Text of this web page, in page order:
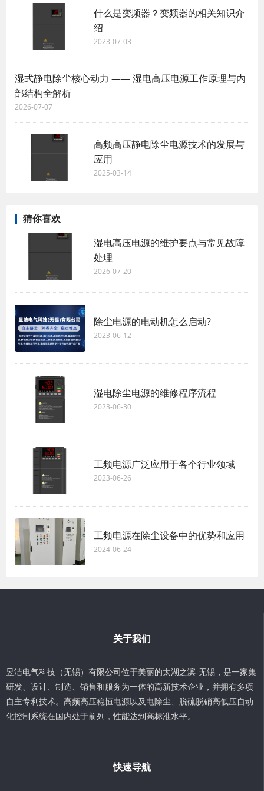
什么是变频器？变频器的相关知识介
绍
2023-07-03
湿式静电除尘核心动力 —— 湿电高压电源工作原理与内
部结构全解析
2026-07-07
高频高压静电除尘电源技术的发展与
应用
2025-03-14
猜你喜欢
湿电高压电源的维护要点与常见故障
处理
2026-07-20
除尘电源的电动机怎么启动?
2023-06-12
湿电除尘电源的维修程序流程
2023-06-30
工频电源广泛应用于各个行业领域
2023-06-26
工频电源在除尘设备中的优势和应用
2024-06-24
关于我们
昱洁电气科技（无锡）有限公司位于美丽的太湖之滨-无锡，是一家集
研发、设计、制造、销售和服务为一体的高新技术企业，并拥有多项
自主专利技术。高频高压稳恒电源以及电除尘、脱硫脱硝高低压自动
化控制系统在国内处于前列，性能达到高标准水平。
快速导航